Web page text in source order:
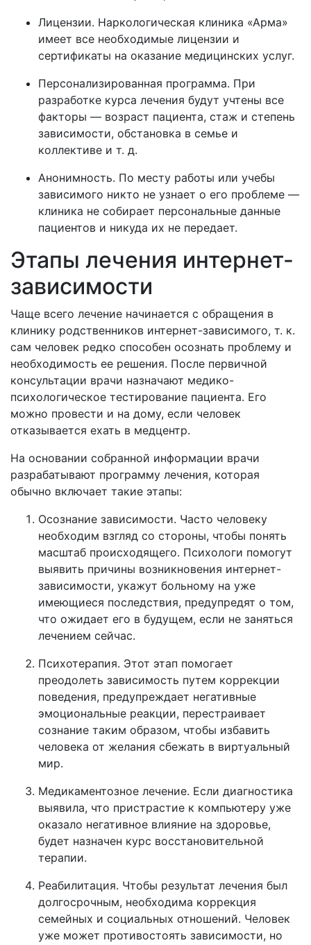
Лицензии. Наркологическая клиника «Арма»
имеет все необходимые лицензии и
сертификаты на оказание медицинских услуг.
Персонализированная программа. При
разработке курса лечения будут учтены все
факторы — возраст пациента, стаж и степень
зависимости, обстановка в семье и
коллективе и т. д.
Анонимность. По месту работы или учебы
зависимого никто не узнает о его проблеме —
клиника не собирает персональные данные
пациентов и никуда их не передает.
Этапы лечения интернет-
зависимости
Чаще всего лечение начинается с обращения в
клинику родственников интернет-зависимого, т. к.
сам человек редко способен осознать проблему и
необходимость ее решения. После первичной
консультации врачи назначают медико-
психологическое тестирование пациента. Его
можно провести и на дому, если человек
отказывается ехать в медцентр.
На основании собранной информации врачи
разрабатывают программу лечения, которая
обычно включает такие этапы:
Осознание зависимости. Часто человеку
необходим взгляд со стороны, чтобы понять
масштаб происходящего. Психологи помогут
выявить причины возникновения интернет-
зависимости, укажут больному на уже
имеющиеся последствия, предупредят о том,
что ожидает его в будущем, если не заняться
лечением сейчас.
Психотерапия. Этот этап помогает
преодолеть зависимость путем коррекции
поведения, предупреждает негативные
эмоциональные реакции, перестраивает
сознание таким образом, чтобы избавить
человека от желания сбежать в виртуальный
мир.
Медикаментозное лечение. Если диагностика
выявила, что пристрастие к компьютеру уже
оказало негативное влияние на здоровье,
будет назначен курс восстановительной
терапии.
Реабилитация. Чтобы результат лечения был
долгосрочным, необходима коррекция
семейных и социальных отношений. Человек
уже может противостоять зависимости, но